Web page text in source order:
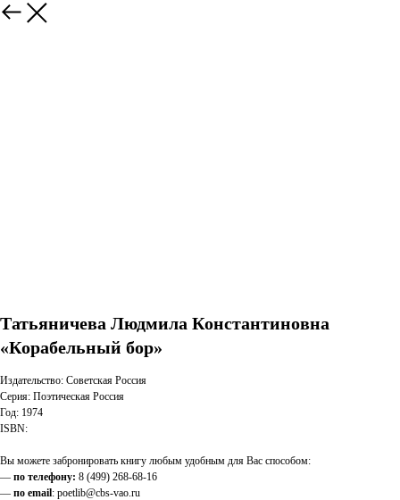
Татьяничева Людмила Константиновна
«Корабельный бор»
Издательство: Советская Россия
Серия: Поэтическая Россия
Год: 1974
ISBN:
Вы можете забронировать книгу любым удобным для Вас способом:
— по телефону: 8 (499) 268-68-16
— по email: poetlib@cbs-vao.ru